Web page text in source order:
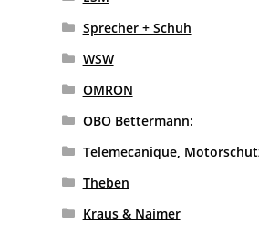
Sprecher + Schuh
WSW
OMRON
OBO Bettermann:
Telemecanique,
Theben
Kraus & Naimer